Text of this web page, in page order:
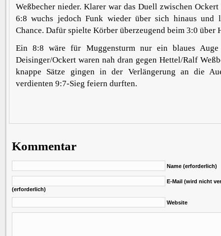
Weßbecher nieder. Klarer war das Duell zwischen
6:8 wuchs jedoch Funk wieder über sich hinaus und
Chance. Dafür spielte Körber überzeugend beim 3:0 über
Ein 8:8 wäre für Muggensturm nur ein blaues
Deisinger/Ockert waren nah dran gegen Hettel/Ralf
knappe Sätze gingen in der Verlängerung an die
verdienten 9:7-Sieg feiern durften.
Kommentar
Name (erforderlich)
E-Mail (wird nicht
(erforderlich)
Website